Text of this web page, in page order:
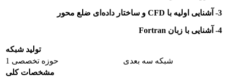
3- آشنایی اولیه با CFD و ساختار داده‌ای ضلع محور
4- آشنایی با زبان Fortran
تولید شبکه
حوزه تخصصی 1
شبکه سه بعدی
مشخصات کلی